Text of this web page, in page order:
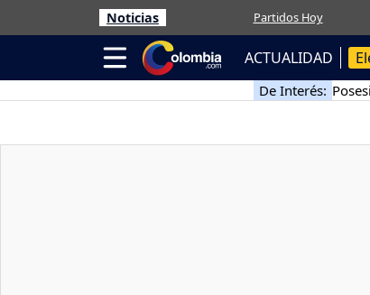
Noticias Partidos Hoy
ACTUALIDAD
De Interés: